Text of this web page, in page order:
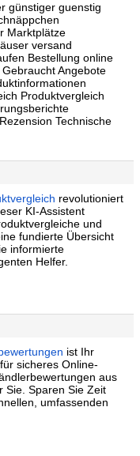
günstiger guenstig
Marktplätze
versand
Bestellung online
Angebote
Produktvergleich
Technische
revolutioniert
KI-Assistent
und
fundierte Übersicht
informierte
Helfer.
ist Ihr
sicheres Online-
aus
Sie. Sparen Sie Zeit
umfassenden